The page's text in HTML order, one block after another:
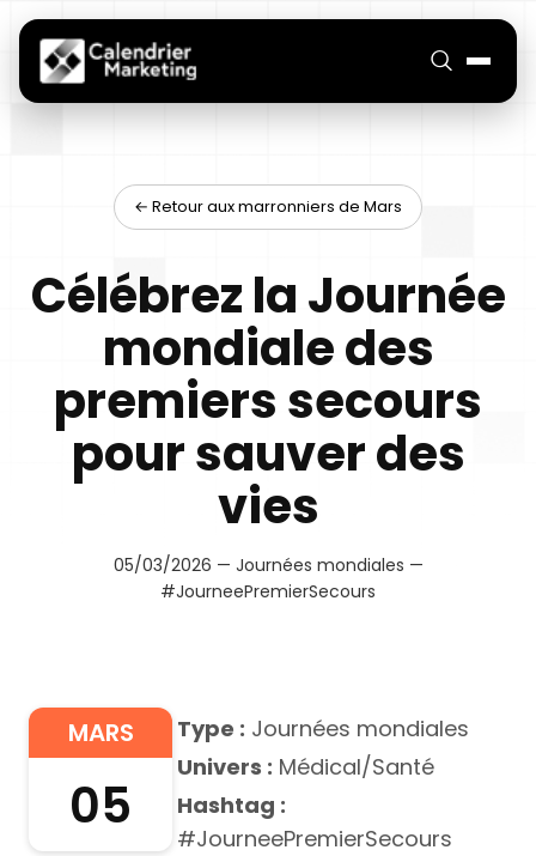
← Retour aux marronniers de Mars
Célébrez la Journée
mondiale des
premiers secours
pour sauver des
vies
05/03/2026 — Journées mondiales —
#JourneePremierSecours
MARS
05
Type : Journées mondiales
Univers : Médical/Santé
Hashtag :
#JourneePremierSecours